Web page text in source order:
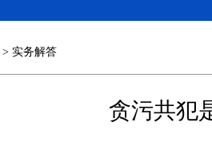
> 实务解答
贪污共犯